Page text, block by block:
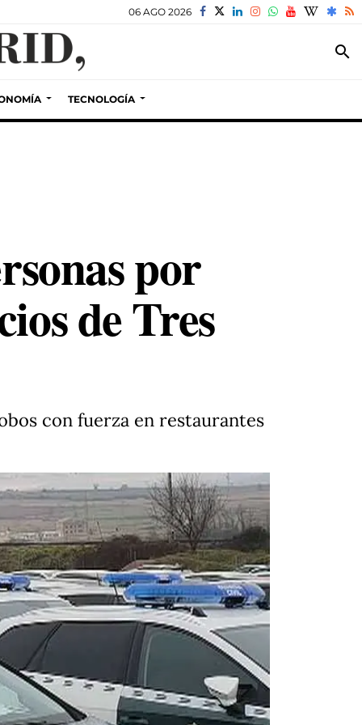
06 AGO 2026
search
TECNOLOGÍA
por
de Tres
con fuerza en restaurantes